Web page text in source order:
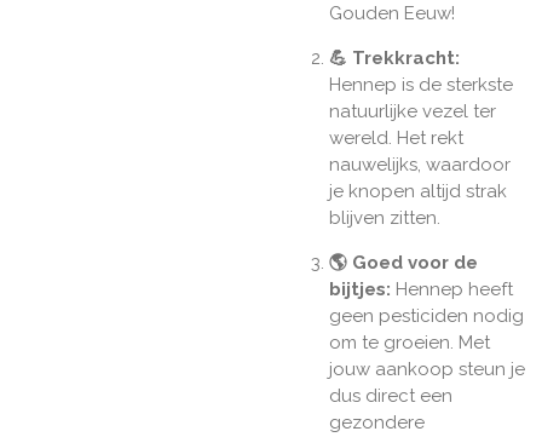
Gouden Eeuw!
💪 Trekkracht:
Hennep is de sterkste
natuurlijke vezel ter
wereld. Het rekt
nauwelijks, waardoor
je knopen altijd strak
blijven zitten.
🌎 Goed voor de
bijtjes: Hennep heeft
geen pesticiden nodig
om te groeien. Met
jouw aankoop steun je
dus direct een
gezondere